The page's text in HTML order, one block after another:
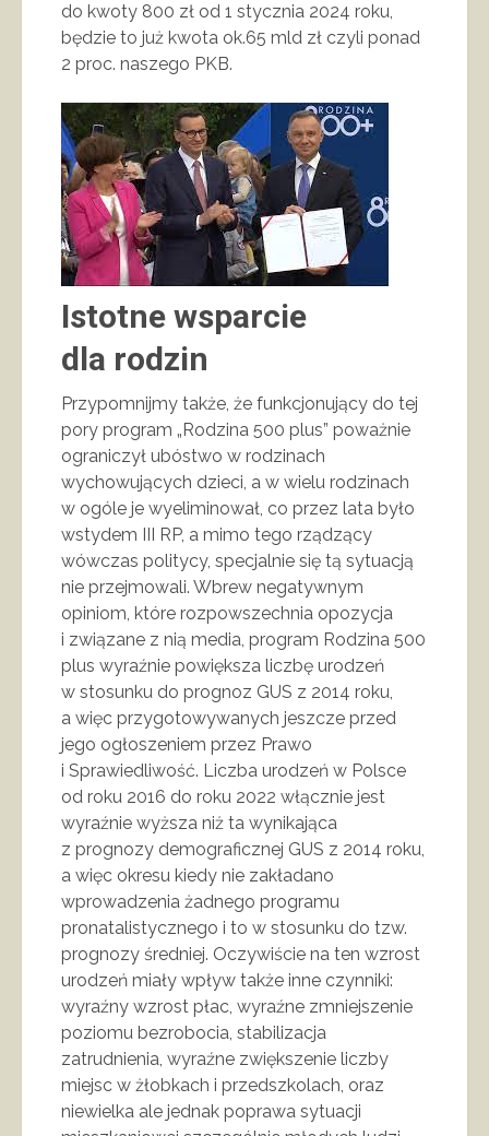
do kwoty 800 zł od 1 stycznia 2024 roku,
będzie to już kwota ok.65 mld zł czyli ponad
2 proc. naszego PKB.
Istotne wsparcie
dla rodzin
Przypomnijmy także, że funkcjonujący do tej
pory program „Rodzina 500 plus” poważnie
ograniczył ubóstwo w rodzinach
wychowujących dzieci, a w wielu rodzinach
w ogóle je wyeliminował, co przez lata było
wstydem III RP, a mimo tego rządzący
wówczas politycy, specjalnie się tą sytuacją
nie przejmowali. Wbrew negatywnym
opiniom, które rozpowszechnia opozycja
i związane z nią media, program Rodzina 500
plus wyraźnie powiększa liczbę urodzeń
w stosunku do prognoz GUS z 2014 roku,
a więc przygotowywanych jeszcze przed
jego ogłoszeniem przez Prawo
i Sprawiedliwość. Liczba urodzeń w Polsce
od roku 2016 do roku 2022 włącznie jest
wyraźnie wyższa niż ta wynikająca
z prognozy demograficznej GUS z 2014 roku,
a więc okresu kiedy nie zakładano
wprowadzenia żadnego programu
pronatalistycznego i to w stosunku do tzw.
prognozy średniej. Oczywiście na ten wzrost
urodzeń miały wpływ także inne czynniki:
wyraźny wzrost płac, wyraźne zmniejszenie
poziomu bezrobocia, stabilizacja
zatrudnienia, wyraźne zwiększenie liczby
miejsc w żłobkach i przedszkolach, oraz
niewielka ale jednak poprawa sytuacji